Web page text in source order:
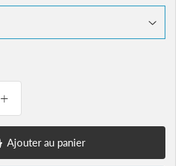
+
Ajouter au panier